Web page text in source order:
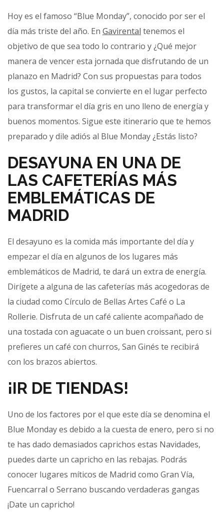
Hoy es el famoso “Blue Monday”, conocido por ser el
día más triste del año. En Gavirental tenemos el
objetivo de que sea todo lo contrario y ¿Qué mejor
manera de vencer esta jornada que disfrutando de un
planazo en Madrid? Con sus propuestas para todos
los gustos, la capital se convierte en el lugar perfecto
para transformar el día gris en uno lleno de energía y
buenos momentos. Sigue este itinerario que te hemos
preparado y dile adiós al Blue Monday ¿Estás listo?
DESAYUNA EN UNA DE
LAS CAFETERÍAS MÁS
EMBLEMÁTICAS DE
MADRID
El desayuno es la comida más importante del día y
empezar el día en algunos de los lugares más
emblemáticos de Madrid, te dará un extra de energía.
Dirígete a alguna de las cafeterías más acogedoras de
la ciudad como Círculo de Bellas Artes Café o La
Rollerie. Disfruta de un café caliente acompañado de
una tostada con aguacate o un buen croissant, pero si
prefieres un café con churros, San Ginés te recibirá
con los brazos abiertos.
¡IR DE TIENDAS!
Uno de los factores por el que este día se denomina el
Blue Monday es debido a la cuesta de enero, pero si no
te has dado demasiados caprichos estas Navidades,
puedes darte un capricho en las rebajas. Podrás
conocer lugares míticos de Madrid como Gran Vía,
Fuencarral o Serrano buscando verdaderas gangas
¡Date un capricho!